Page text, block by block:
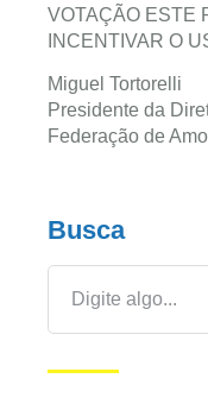
VOTAÇÃO ESTE
INCENTIVAR O
Miguel Tortorelli
Presidente da
Federação de
Busca